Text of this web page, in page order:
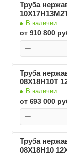
Труба
В наличии
от 910 800
Труба
08Х18Н10Т
В наличии
от 693 000
Труба
08Х18Н10